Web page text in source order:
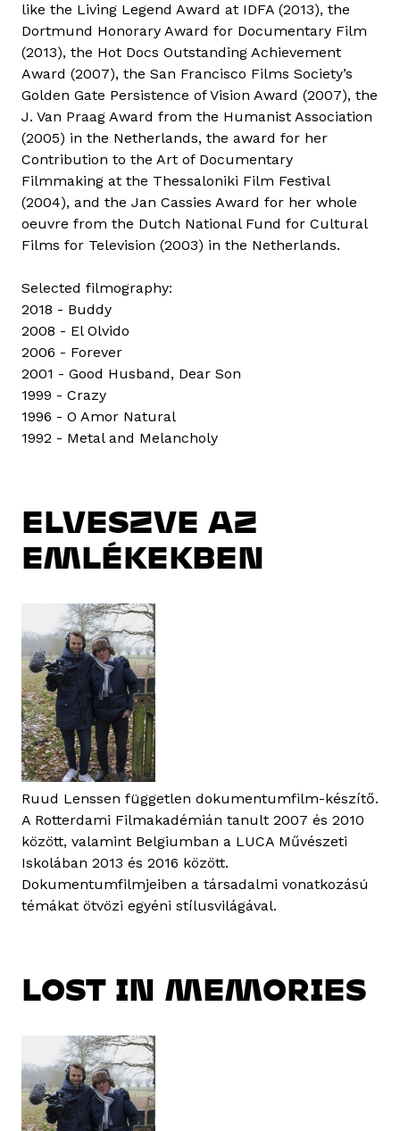
like the Living Legend Award at IDFA (2013), the
Dortmund Honorary Award for Documentary Film
(2013), the Hot Docs Outstanding Achievement
Award (2007), the San Francisco Films Society’s
Golden Gate Persistence of Vision Award (2007), the
J. Van Praag Award from the Humanist Association
(2005) in the Netherlands, the award for her
Contribution to the Art of Documentary
Filmmaking at the Thessaloniki Film Festival
(2004), and the Jan Cassies Award for her whole
oeuvre from the Dutch National Fund for Cultural
Films for Television (2003) in the Netherlands.
Selected filmography:
2018 - Buddy
2008 - El Olvido
2006 - Forever
2001 - Good Husband, Dear Son
1999 - Crazy
1996 - O Amor Natural
1992 - Metal and Melancholy
ELVESZVE AZ
EMLÉKEKBEN
Ruud Lenssen független dokumentumfilm-készítő.
A Rotterdami Filmakadémián tanult 2007 és 2010
között, valamint Belgiumban a LUCA Művészeti
Iskolában 2013 és 2016 között.
Dokumentumfilmjeiben a társadalmi vonatkozású
témákat ötvözi egyéni stílusvilágával.
LOST IN MEMORIES